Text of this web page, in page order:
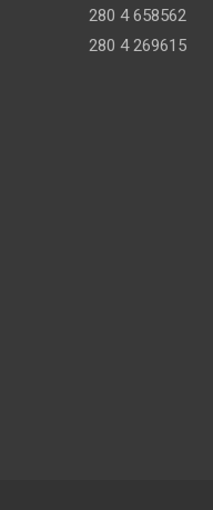
280 4 658562
280 4 269615